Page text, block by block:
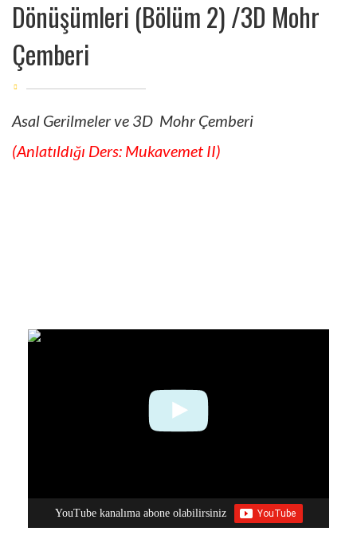
Dönüşümleri (Bölüm 2) /3D Mohr
Çemberi
Asal Gerilmeler ve 3D Mohr Çemberi
(Anlatıldığı Ders: Mukavemet II)
YouTube kanalıma abone olabilirsiniz